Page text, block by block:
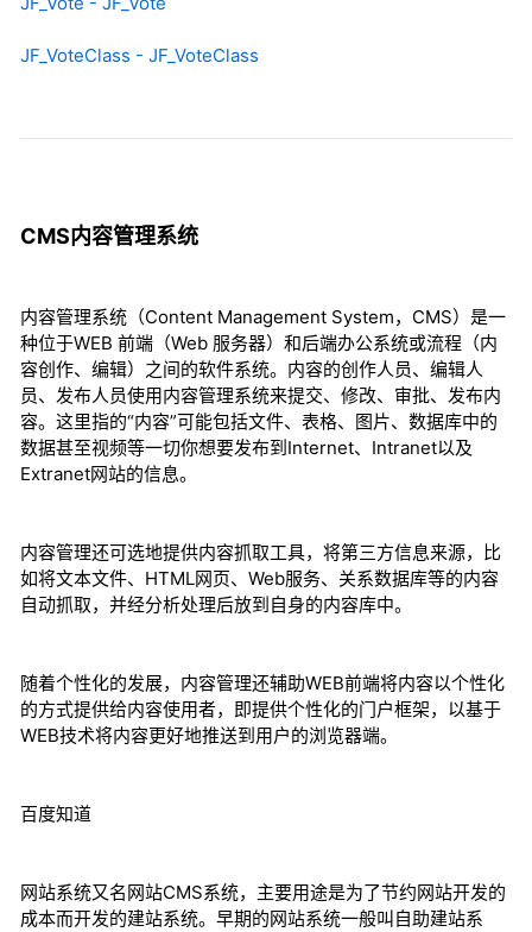
JF_VoteClass - JF_VoteClass
CMS内容管理系统
内容管理系统（Content Management System，CMS）是一
种位于WEB 前端（Web 服务器）和后端办公系统或流程（内
容创作、编辑）之间的软件系统。内容的创作人员、编辑人
员、发布人员使用内容管理系统来提交、修改、审批、发布内
容。这里指的“内容”可能包括文件、表格、图片、数据库中的
数据甚至视频等一切你想要发布到Internet、Intranet以及
Extranet网站的信息。
内容管理还可选地提供内容抓取工具，将第三方信息来源，比
如将文本文件、HTML网页、Web服务、关系数据库等的内容
自动抓取，并经分析处理后放到自身的内容库中。
随着个性化的发展，内容管理还辅助WEB前端将内容以个性化
的方式提供给内容使用者，即提供个性化的门户框架，以基于
WEB技术将内容更好地推送到用户的浏览器端。
百度知道
网站系统又名网站CMS系统，主要用途是为了节约网站开发的
成本而开发的建站系统。早期的网站系统一般叫自助建站系